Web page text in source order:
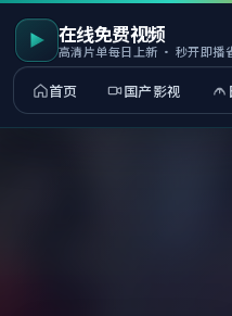
在线免费视频
高清片单每日上新 · 秒开即播
首页 国产影视